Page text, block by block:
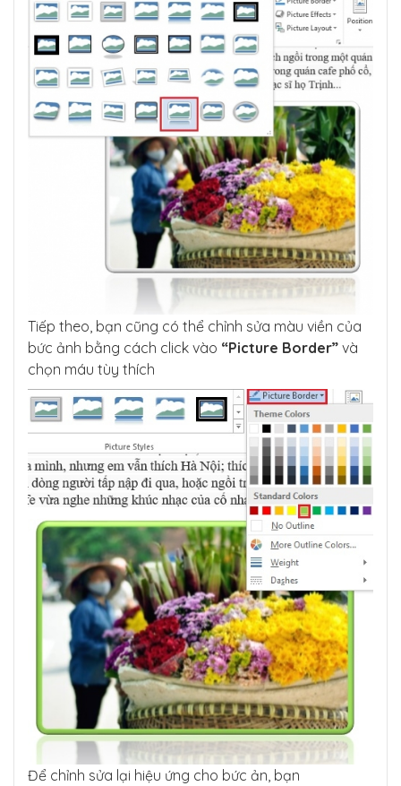
Tiếp theo, bạn cũng có thể chỉnh sửa màu viền của
bức ảnh bằng cách click vào “Picture Border” và
chọn máu tùy thích
Để chỉnh sửa lại hiệu ứng cho bức ản, bạn